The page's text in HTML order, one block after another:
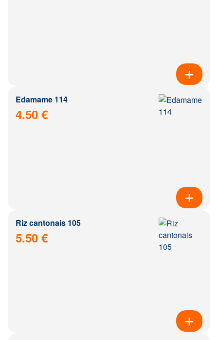
Edamame 114
4.50 €
Riz cantonais 105
5.50 €